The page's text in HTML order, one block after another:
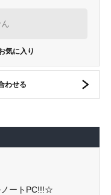
わせる
ートPC!!!☆